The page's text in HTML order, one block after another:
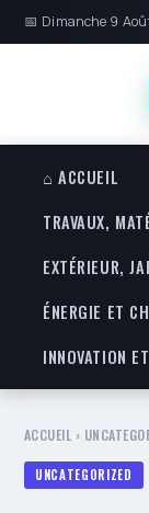
📅 Dimanche 9
⌂ ACCUEIL
TRAVAUX,
EXTÉRIEUR,
ÉNERGIE ET
INNOVATION
ACCUEIL ›
UNCATEGORIZED